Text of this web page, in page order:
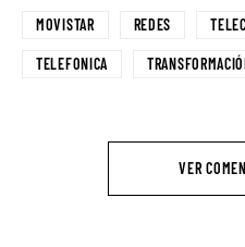
MOVISTAR REDES
TELEFONICA
VER